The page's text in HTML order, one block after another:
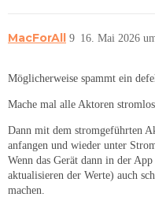
MacForAll 16. Mai 2026
9
Möglicherweise spammt ein
Mache mal alle Aktoren
Dann mit dem stromgeführten
anfangen und wieder unter Strom
Wenn das Gerät dann in der
aktualisieren der Werte) auch
machen.